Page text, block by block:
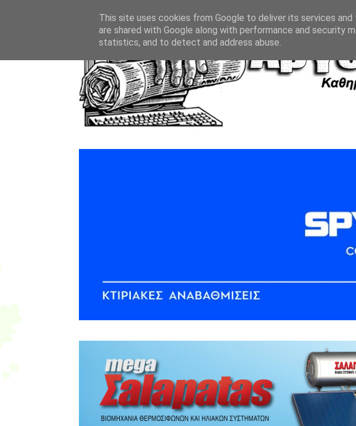
This site uses cookies from Google to deliver its services
are shared with Google along with performance and security
statistics, and to detect and address abuse.